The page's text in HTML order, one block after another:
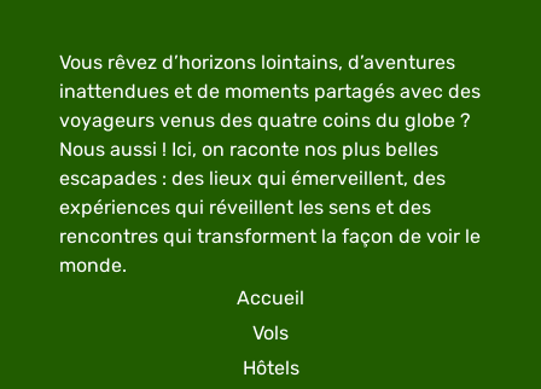
Vous rêvez d’horizons lointains, d’aventures
inattendues et de moments partagés avec des
voyageurs venus des quatre coins du globe ?
Nous aussi ! Ici, on raconte nos plus belles
escapades : des lieux qui émerveillent, des
expériences qui réveillent les sens et des
rencontres qui transforment la façon de voir le
monde.
Accueil
Vols
Hôtels